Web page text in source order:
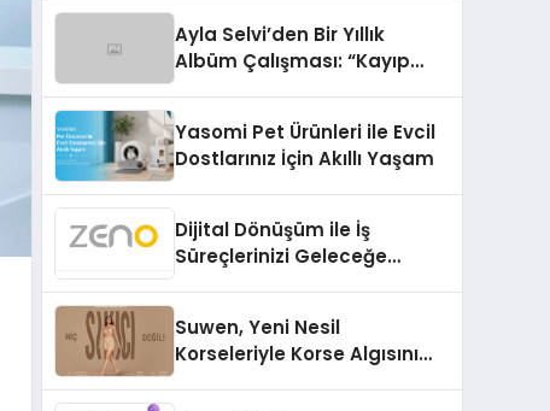
Ayla Selvi’den Bir Yıllık
Albüm Çalışması: “Kayıp
Yasomi Pet Ürünleri ile Evcil
Dostlarınız İçin Akıllı Yaşam
Dijital Dönüşüm ile İş
Süreçlerinizi Geleceğe
Suwen, Yeni Nesil
Korseleriyle Korse Algısını